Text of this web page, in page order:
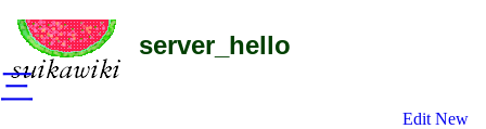
server_hello
Edit New
三